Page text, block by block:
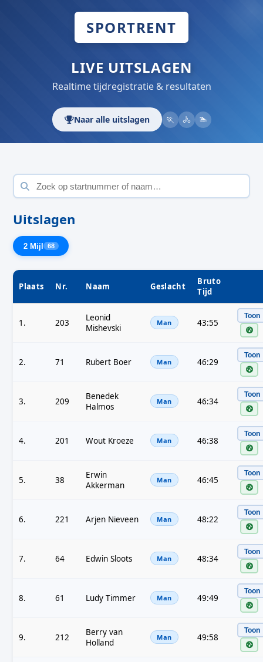
SPORTRENT
LIVE UITSLAGEN
Realtime tijdregistratie & resultaten
Naar alle uitslagen 🏃 🚴 🏊
Uitslagen
2 Mijl 68
Plaats Nr. Naam Geslacht
Bruto
Tijd
1. 203
Leonid
Mishevski
Man 43:55
Toon
2. 71 Rubert Boer Man 46:29
Toon
3. 209
Benedek
Halmos
Man 46:34
Toon
4. 201 Wout Kroeze Man 46:38
Toon
5. 38
Erwin
Akkerman
Man 46:45
Toon
6. 221 Arjen Nieveen Man 48:22
Toon
7. 64 Edwin Sloots Man 48:34
Toon
8. 61 Ludy Timmer Man 49:49
Toon
9. 212
Berry van
Holland
Man 49:58
Toon